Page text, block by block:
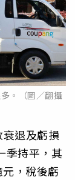
。（圖／翻攝
退及虧損
季持平，其
，稅後虧